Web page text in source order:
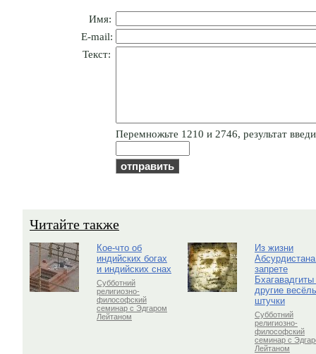
Имя:
E-mail:
Текст:
Пepeмнoжьтe 1210 и 2746, результат
Читайте также
Кое-что об
индийских богах
и индийских снах
Субботний
религиозно-
философский
семинар с Эдгаром
Лейтаном
Из жизни
запрете
Бхагавадгиты
другие
штучки
Субботний
религиозно-
философский
семинар с
Лейтаном